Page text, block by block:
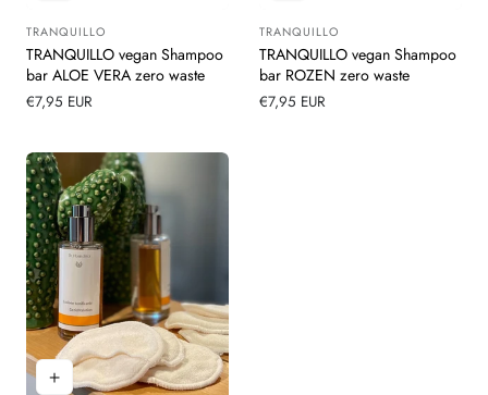
Leverancier:
TRANQUILLO
TRANQUILLO vegan Shampoo
bar ALOE VERA zero waste
Normale
€7,95 EUR
Leverancier:
TRANQUILLO
TRANQUILLO vegan Shampoo
bar ROZEN zero waste
Normale
€7,95 EUR